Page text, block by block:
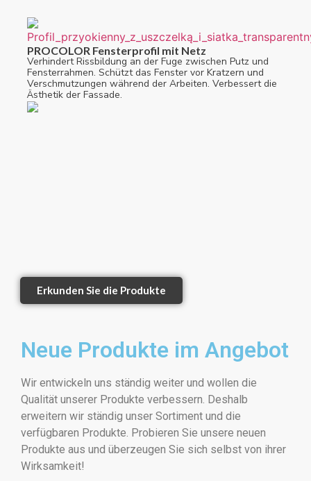
PROCOLOR Fensterprofil mit Netz
Verhindert Rissbildung an der Fuge zwischen Putz und
Fensterrahmen. Schützt das Fenster vor Kratzern und
Verschmutzungen während der Arbeiten. Verbessert die
Ästhetik der Fassade.
Erkunden Sie die Produkte
Neue Produkte im Angebot
Wir entwickeln uns ständig weiter und wollen die
Qualität unserer Produkte verbessern. Deshalb
erweitern wir ständig unser Sortiment und die
verfügbaren Produkte. Probieren Sie unsere neuen
Produkte aus und überzeugen Sie sich selbst von ihrer
Wirksamkeit!